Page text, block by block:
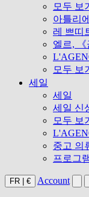
모두 보기
아틀리
레 쁘띠
엘르,
모두 보기
세일
세일
세일 신
모두 보기
중고 의
프로그
FR € Account